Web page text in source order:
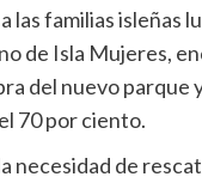
las familias isleñas
de Isla Mujeres,
del nuevo
70 por ciento.
necesidad de